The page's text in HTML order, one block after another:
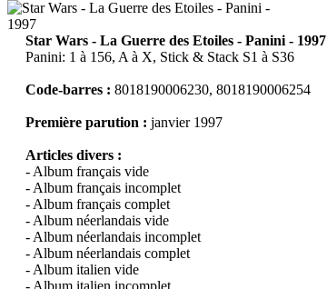
Star Wars - La Guerre des Etoiles - Panini - 1997
Panini: 1 à 156, A à X, Stick & Stack S1 à S36
Code-barres : 8018190006230, 8018190006254
Première parution : janvier 1997
Articles divers :
- Album français vide
- Album français incomplet
- Album français complet
- Album néerlandais vide
- Album néerlandais incomplet
- Album néerlandais complet
- Album italien vide
- Album italien incomplet